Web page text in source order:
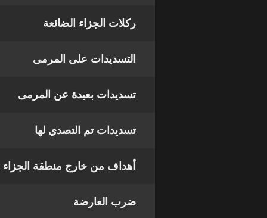
ركلات الجزاء الضائعة
التسديدات على المرمى
تسديدات بعيدة عن المرمى
تسديدات تم التصدي لها
أهداف من خارج منطقة الجزاء
ضرب العارضة